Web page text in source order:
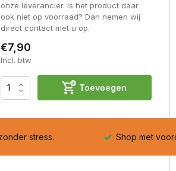
onze leverancier. Is het product daar
ook niet op voorraad? Dan nemen wij
direct contact met u op.
€7,90
Incl. btw
Toevoegen
stress. Shop met